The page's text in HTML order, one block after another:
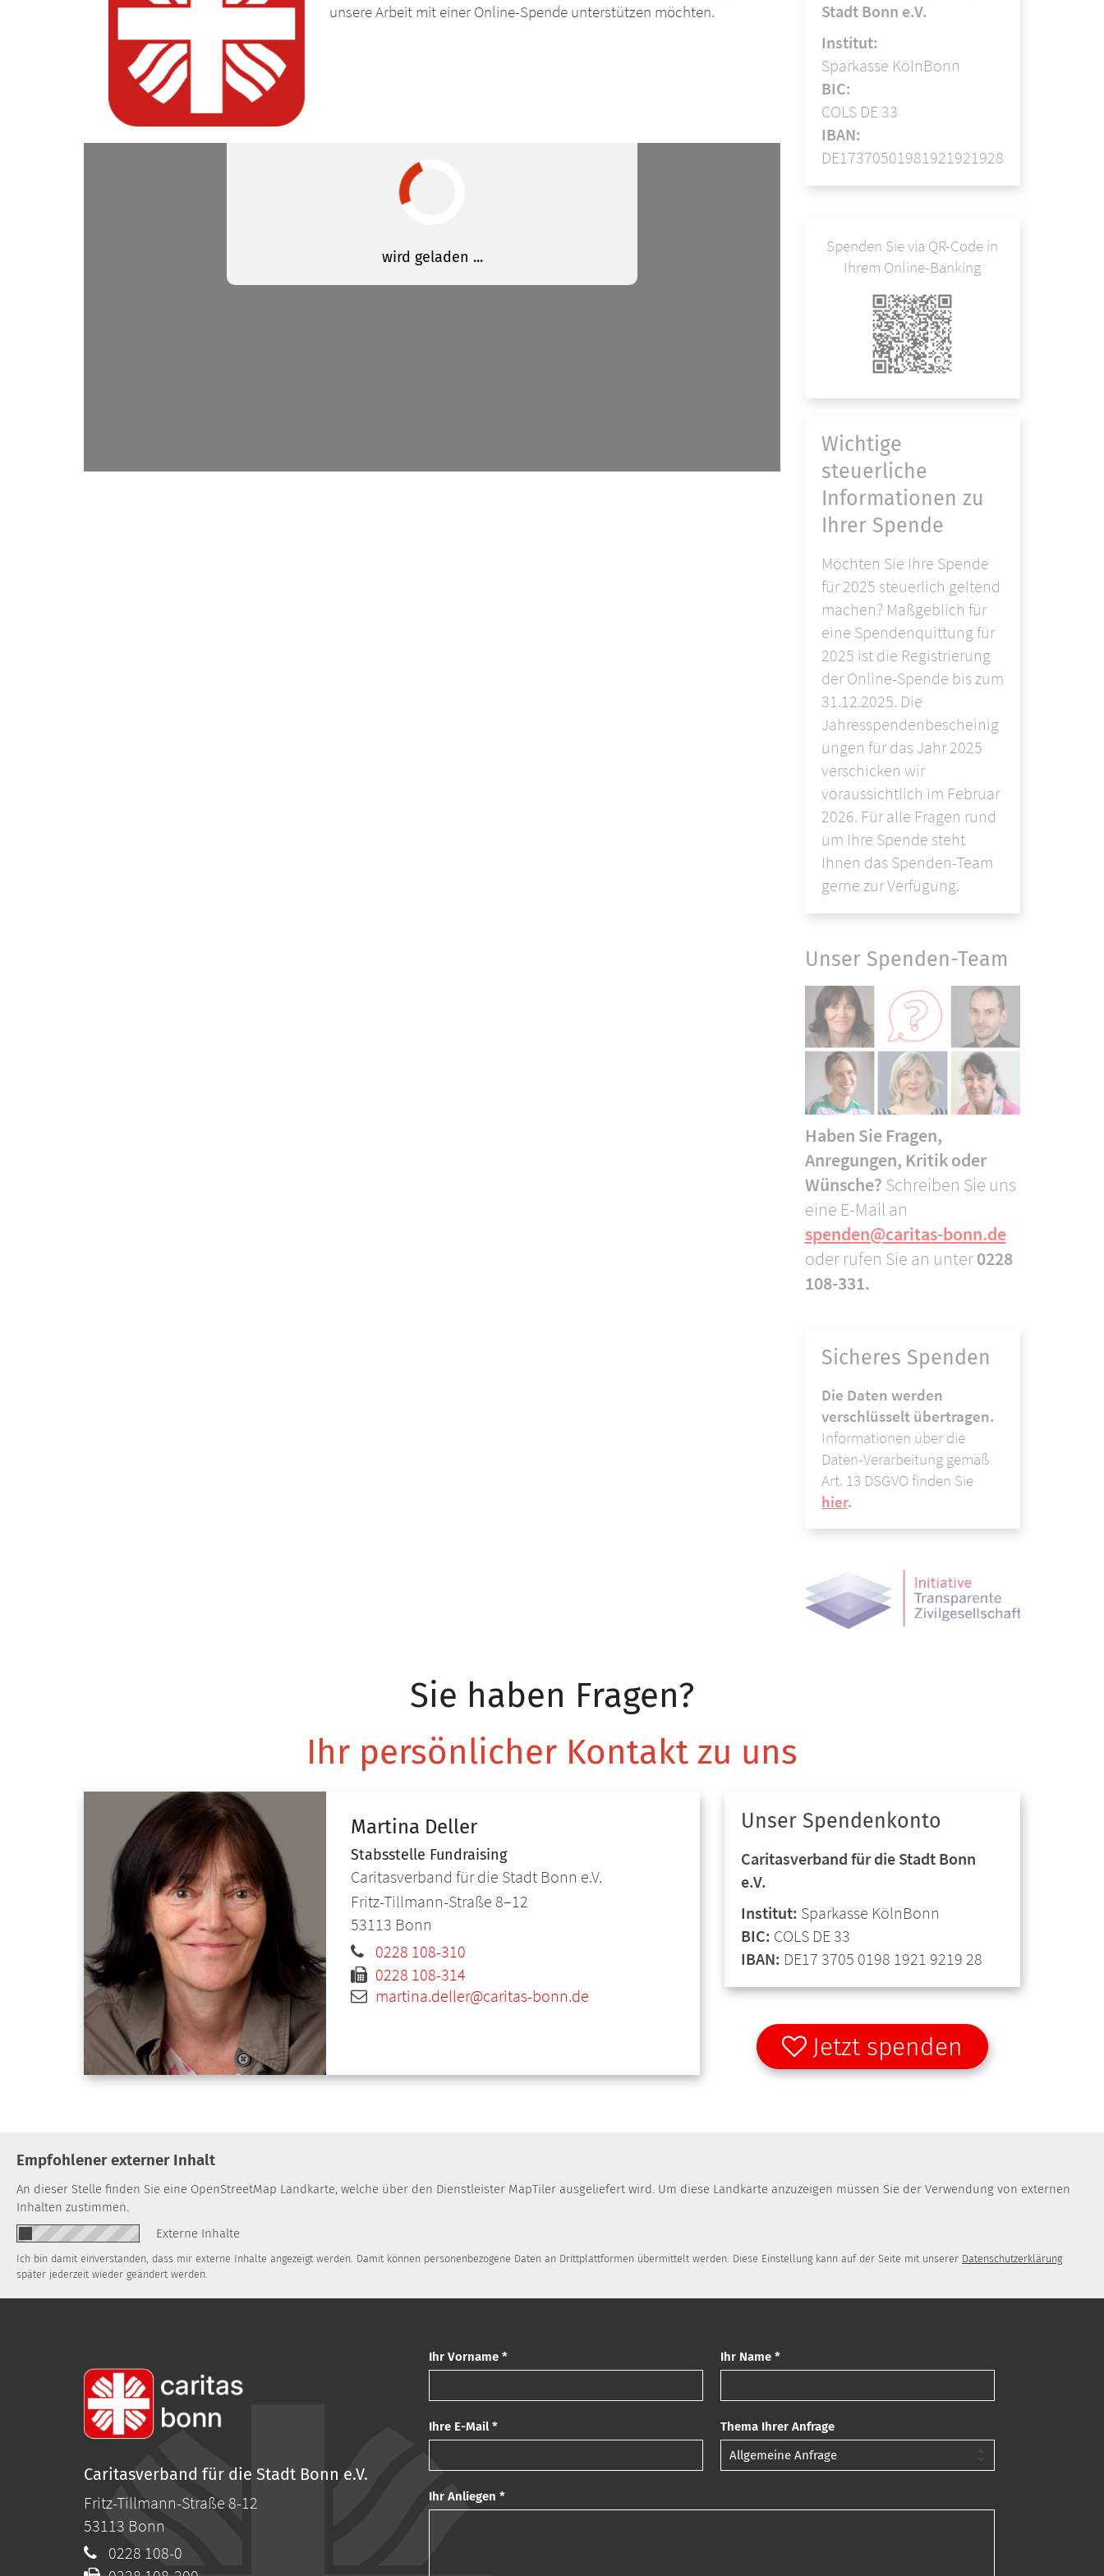
unsere Arbeit mit einer Online-Spende unterstützen möchten.
Stadt Bonn e.V.
Institut:
Sparkasse KölnBonn
BIC:
COLS DE 33
IBAN:
DE17370501981921921928
Spenden Sie via QR-Code in
Ihrem Online-Banking
Wichtige
steuerliche
Informationen zu
Ihrer Spende
Möchten Sie Ihre Spende
für 2025 steuerlich geltend
machen? Maßgeblich für
eine Spendenquittung für
2025 ist die Registrierung
der Online-Spende bis zum
31.12.2025. Die
Jahresspendenbescheinig
ungen für das Jahr 2025
verschicken wir
voraussichtlich im Februar
2026. Für alle Fragen rund
um Ihre Spende steht
Ihnen das Spenden-Team
gerne zur Verfügung.
Unser Spenden-Team
Haben Sie Fragen,
Anregungen, Kritik oder
Wünsche? Schreiben Sie uns
eine E-Mail an
spenden@caritas-bonn.de
oder rufen Sie an unter0228
108-331.
Sicheres Spenden
Die Daten werden
verschlüsselt übertragen.
Informationen über die
Daten-Verarbeitung gemäß
Art. 13 DSGVO finden Sie
hier.
Sie haben Fragen?
Ihr persönlicher Kontakt zu uns
Martina Deller
Stabsstelle Fundraising
Caritasverband für die Stadt Bonn e.V.
Fritz-Tillmann-Straße 8–12
53113 Bonn
0228 108-310
0228 108-314
martina.deller@caritas-bonn.de
Unser Spendenkonto
Caritasverband für die Stadt Bonn
e.V.
Institut: Sparkasse KölnBonn
BIC: COLS DE 33
IBAN: DE17 3705 0198 1921 9219 28
Jetzt spenden
Empfohlener externer Inhalt
An dieser Stelle finden Sie eine OpenStreetMap Landkarte, welche über den Dienstleister MapTiler ausgeliefert wird. Um diese Landkarte anzuzeigen müssen Sie der Verwendung von externen
Inhalten zustimmen.
Externe Inhalte
Ich bin damit einverstanden, dass mir externe Inhalte angezeigt werden. Damit können personenbezogene Daten an Drittplattformen übermittelt werden. Diese Einstellung kann auf der Seite mit unserer Datenschutzerklärung
später jederzeit wieder geändert werden.
Ihr Vorname * Ihr Name *
Ihre E-Mail * Thema Ihrer Anfrage
Ihr Anliegen *
Caritasverband für die Stadt Bonn e.V.
Fritz-Tillmann-Straße 8-12
53113 Bonn
0228 108-0